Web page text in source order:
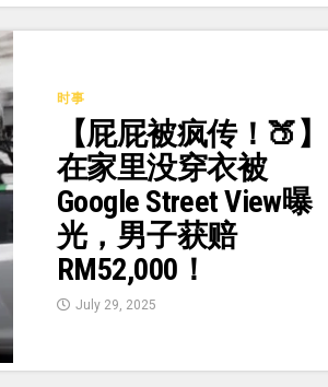
时事
【屁屁被疯传！🍑】
在家里没穿衣被
Google Street View曝
光，男子获赔
RM52,000！
July 29, 2025